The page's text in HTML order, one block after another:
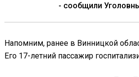
- сообщили
Напомним, ранее в Винницкой
Его 17-летний пассажир